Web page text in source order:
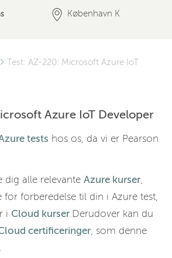
København K
Test: AZ-220: Microsoft Azure IoT
Azure IoT Developer
tests hos os, da vi er Pearson
dig alle relevante Azure kurser,
for forberedelse til din i Azure test,
i Cloud kurser.Derudover kan du
certificeringer, som denne